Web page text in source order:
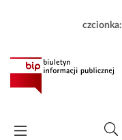
czcionka: